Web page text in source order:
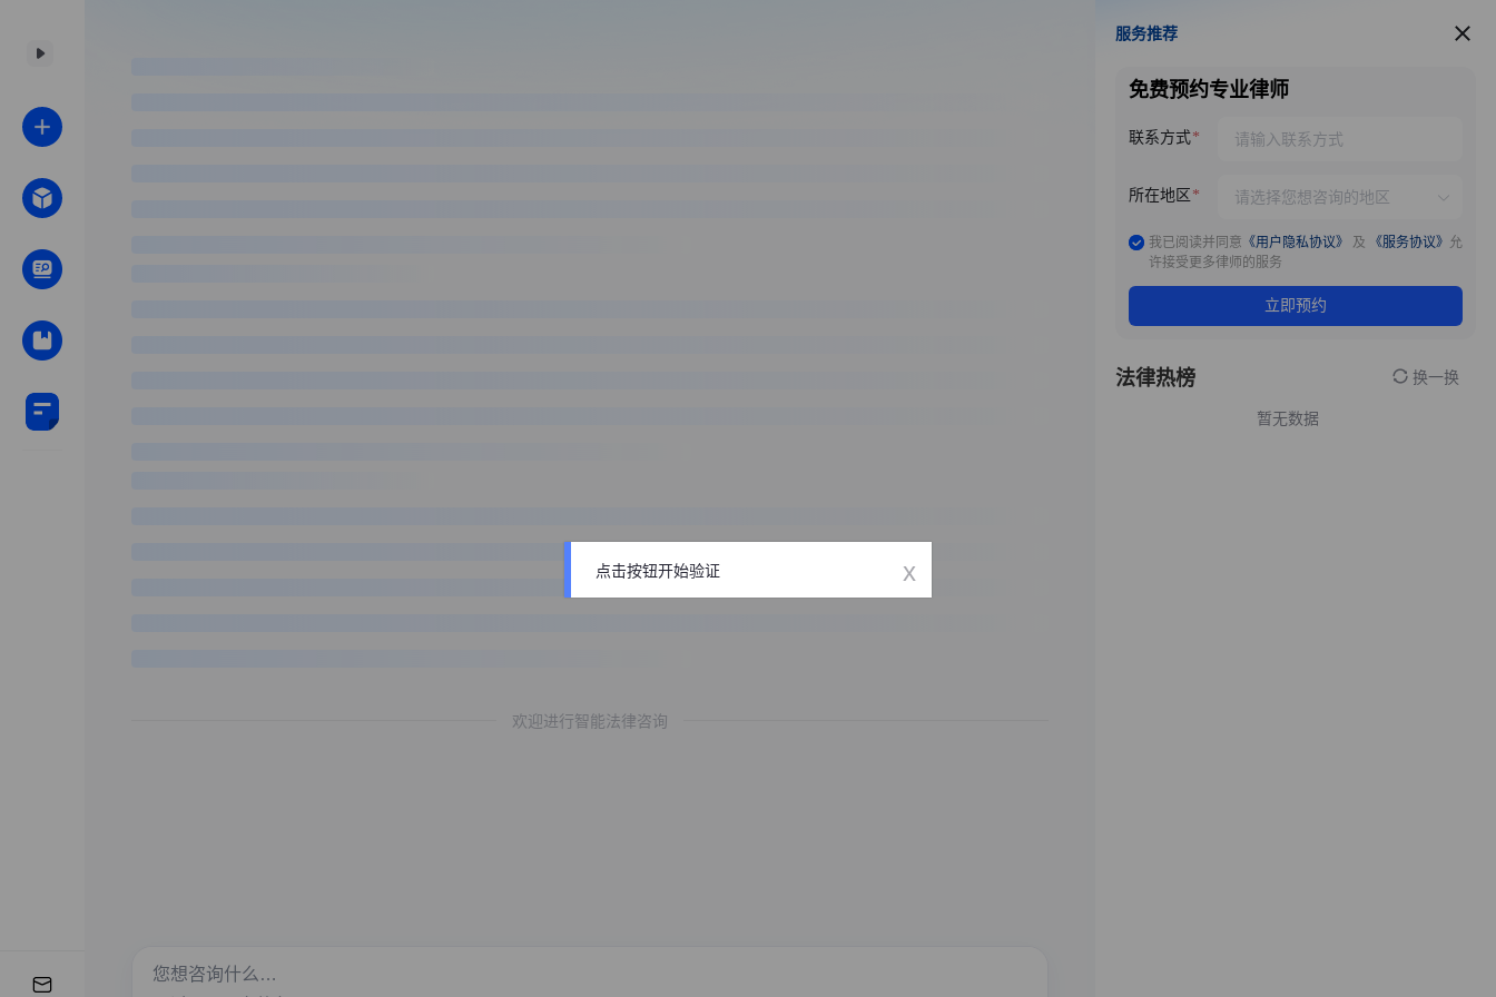
欢迎进行智能法律咨询
服务推荐
服务推荐
免费预约专业律师
联系方式
所在地区
我已阅读并同意 《用户隐私协议》 及 《服务协议》 允
许接受更多律师的服务
立即预约
法律热榜 换一换
暂无数据
点击按钮开始验证 x